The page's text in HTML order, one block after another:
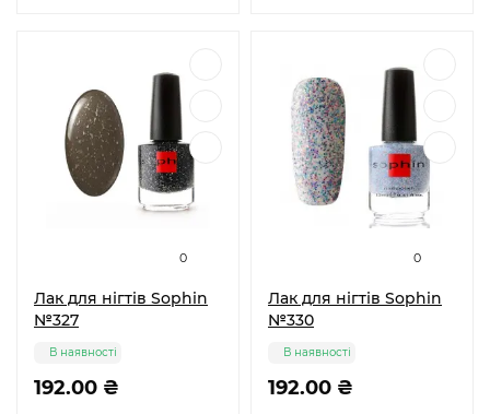
0
Лак для нігтів Sophin
№327
192.00 ₴
В наявності
0
Лак для нігтів Sophin
№330
192.00 ₴
В наявності